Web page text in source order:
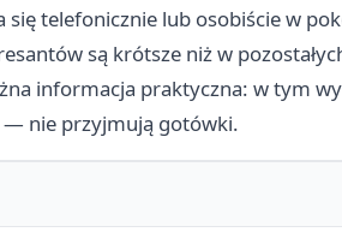
telefonicznie lub osobiście w
są krótsze niż w
informacja praktyczna: w tym
— nie przyjmują gotówki.